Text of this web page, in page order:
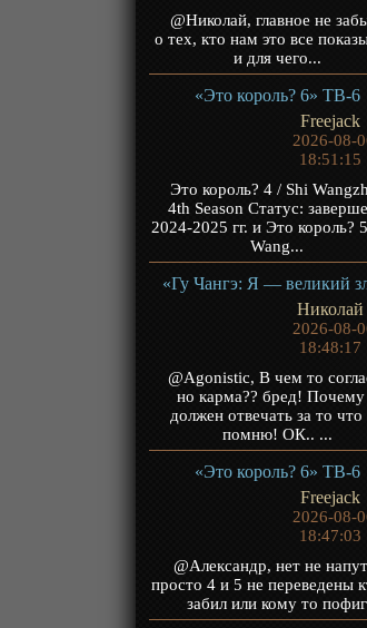
@Николай, главное не
о тех, кто нам это все
и для чего...
«Это король? 6» ТВ-6
Freejack
2026-08-
18:51:15
Это король? 4 / Shi
4th Season Статус:
2024-2025 гг. и Это король?
Wang...
Николай
2026-08-
18:48:17
@Agonistic, В чем то
но карма?? бред! Почему
должен отвечать за то что
помню! ОК.. ...
«Это король? 6» ТВ-6
Freejack
2026-08-
18:47:03
@Александр, нет не
просто 4 и 5 не переведены
забил или кому то пофиг